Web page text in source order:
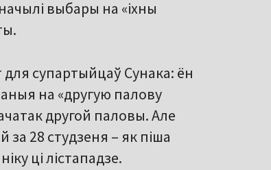
выбары на «іхны
супартыйцаў Сунака: ён
на «другую палову
другой паловы. Але
28 студзеня – як піша
ці лістападзе.